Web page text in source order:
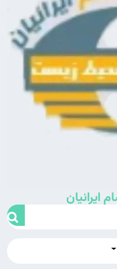
ایرانیان